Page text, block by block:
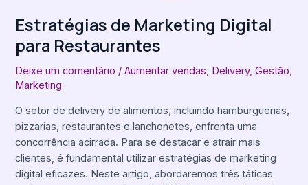
Estratégias de Marketing Digital
para Restaurantes
Deixe um comentário /Aumentar vendas, Delivery,Gestão,
Marketing
O setor de delivery de alimentos, incluindo hamburguerias,
pizzarias, restaurantes e lanchonetes, enfrenta uma
concorrência acirrada. Para se destacar e atrair mais
clientes, é fundamental utilizar estratégias de marketing
digital eficazes. Neste artigo, abordaremos três táticas